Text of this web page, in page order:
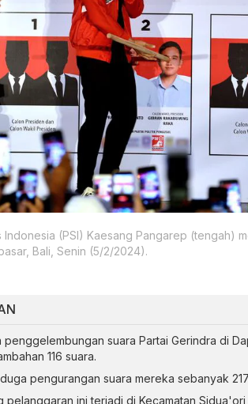
Indonesia (PSI) Kaesang Pangarep (tengah)
Bali, Senin (5/2/2024).
penggelembungan suara Partai Gerindra di
116 suara.
pengurangan suara mereka sebanyak
pelanggaran ini terjadi di Kecamatan